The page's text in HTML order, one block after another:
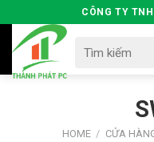
to
content
CÔNG TY
for:
HOME / CỬA